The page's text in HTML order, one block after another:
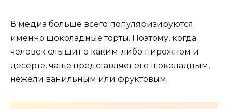
В медиа больше всего популяризируются
именно шоколадные торты. Поэтому, когда
человек слышит о каким-либо пирожном и
десерте, чаще представляет его шоколадным,
нежели ванильным или фруктовым.